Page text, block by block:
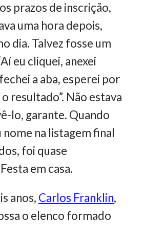
prazos de inscrição,
uma hora depois,
dia. Talvez fosse um
eu cliquei, anexei
a aba, esperei por
resultado”. Não estava
lo, garante. Quando
na listagem final
foi quase
em casa.
anos, Carlos Franklin,
o elenco formado